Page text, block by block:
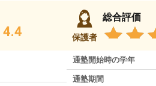
4.4 保護者
総合評価
通塾開始時の学年
通塾期間